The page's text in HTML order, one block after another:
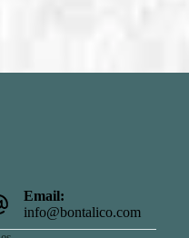
Email:
info@bontalico.com